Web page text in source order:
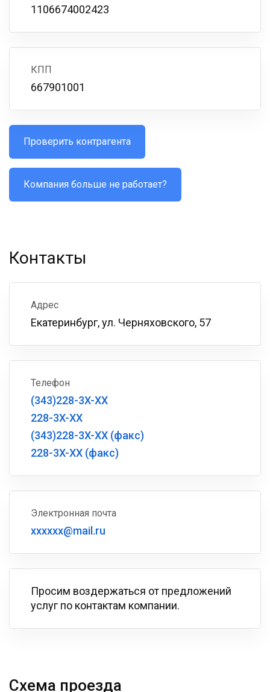
1106674002423
КПП
667901001
Проверить контрагента
Компания больше не работает?
Контакты
Адрес
Екатеринбург, ул. Черняховского, 57
Телефон
(343)228-3X-XX
228-3X-XX
(343)228-3X-XX (факс)
228-3X-XX (факс)
Электронная почта
xxxxxx@mail.ru
Просим воздержаться от предложений
услуг по контактам компании.
Схема проезда